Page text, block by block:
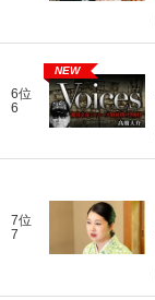
6位
6
NEW
7位
7